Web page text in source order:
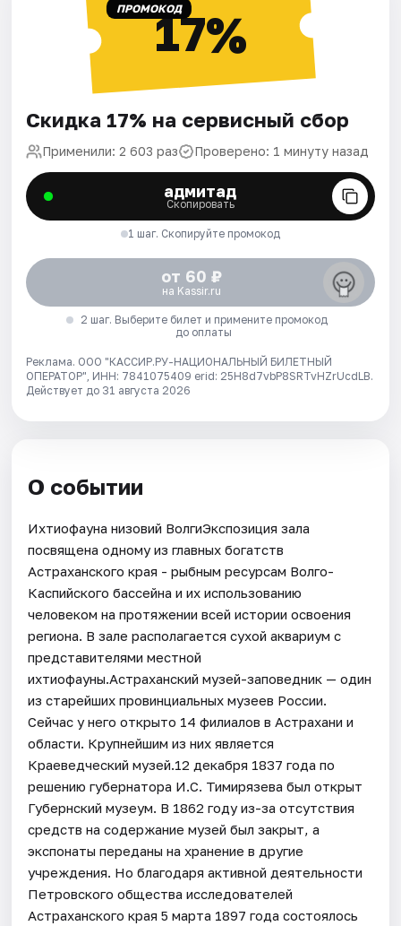
ПРОМОКОД17%
Скидка 17% на сервисный сбор
Применили: 2 603 раз Проверено: 1 минуту назад
адмитад
Скопировать
1 шаг. Скопируйте промокод
от 60 ₽
на Kassir.ru
2 шаг. Выберите билет и примените промокод
до оплаты
Реклама. ООО "КАССИР.РУ-НАЦИОНАЛЬНЫЙ БИЛЕТНЫЙ
ОПЕРАТОР", ИНН: 7841075409 erid: 25H8d7vbP8SRTvHZrUcdLB.
Действует до 31 августа 2026
О событии
Ихтиофауна низовий ВолгиЭкспозиция зала
посвящена одному из главных богатств
Астраханского края - рыбным ресурсам Волго-
Каспийского бассейна и их использованию
человеком на протяжении всей истории освоения
региона. В зале располагается сухой аквариум с
представителями местной
ихтиофауны.Астраханский музей-заповедник — один
из старейших провинциальных музеев России.
Сейчас у него открыто 14 филиалов в Астрахани и
области. Крупнейшим из них является
Краеведческий музей.12 декабря 1837 года по
решению губернатора И.С. Тимирязева был открыт
Губернский музеум. В 1862 году из-за отсутствия
средств на содержание музей был закрыт, а
экспонаты переданы на хранение в другие
учреждения. Но благодаря активной деятельности
Петровского общества исследователей
Астраханского края 5 марта 1897 года состоялось